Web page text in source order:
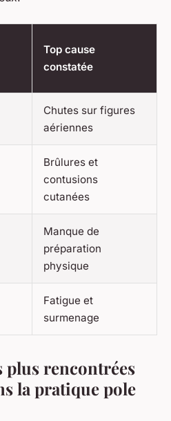
Top cause
constatée
Chutes sur figures
aériennes
Brûlures et
contusions
cutanées
Manque de
préparation
physique
Fatigue et
surmenage
plus rencontrées
la pratique pole